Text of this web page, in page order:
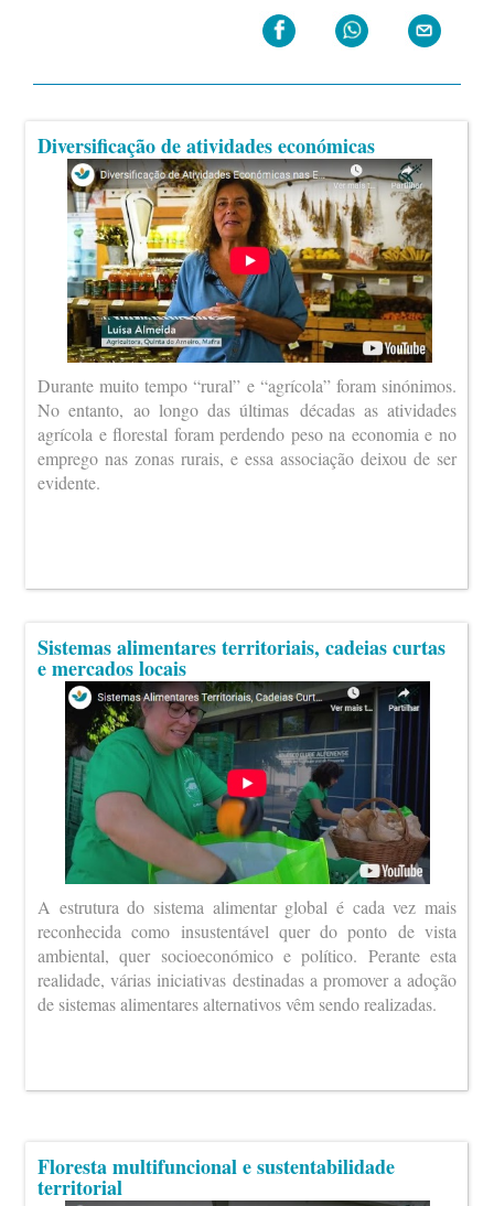
Diversificação de atividades económicas
Durante muito tempo “rural” e “agrícola” foram sinónimos.
No entanto, ao longo das últimas décadas as atividades
agrícola e florestal foram perdendo peso na economia e no
emprego nas zonas rurais, e essa associação deixou de ser
evidente.
Sistemas alimentares territoriais, cadeias curtas
e mercados locais
A estrutura do sistema alimentar global é cada vez mais
reconhecida como insustentável quer do ponto de vista
ambiental, quer socioeconómico e político. Perante esta
realidade, várias iniciativas destinadas a promover a adoção
de sistemas alimentares alternativos vêm sendo realizadas.
Floresta multifuncional e sustentabilidade
territorial